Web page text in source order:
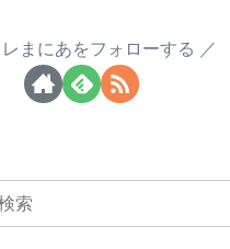
まにあをフォローする